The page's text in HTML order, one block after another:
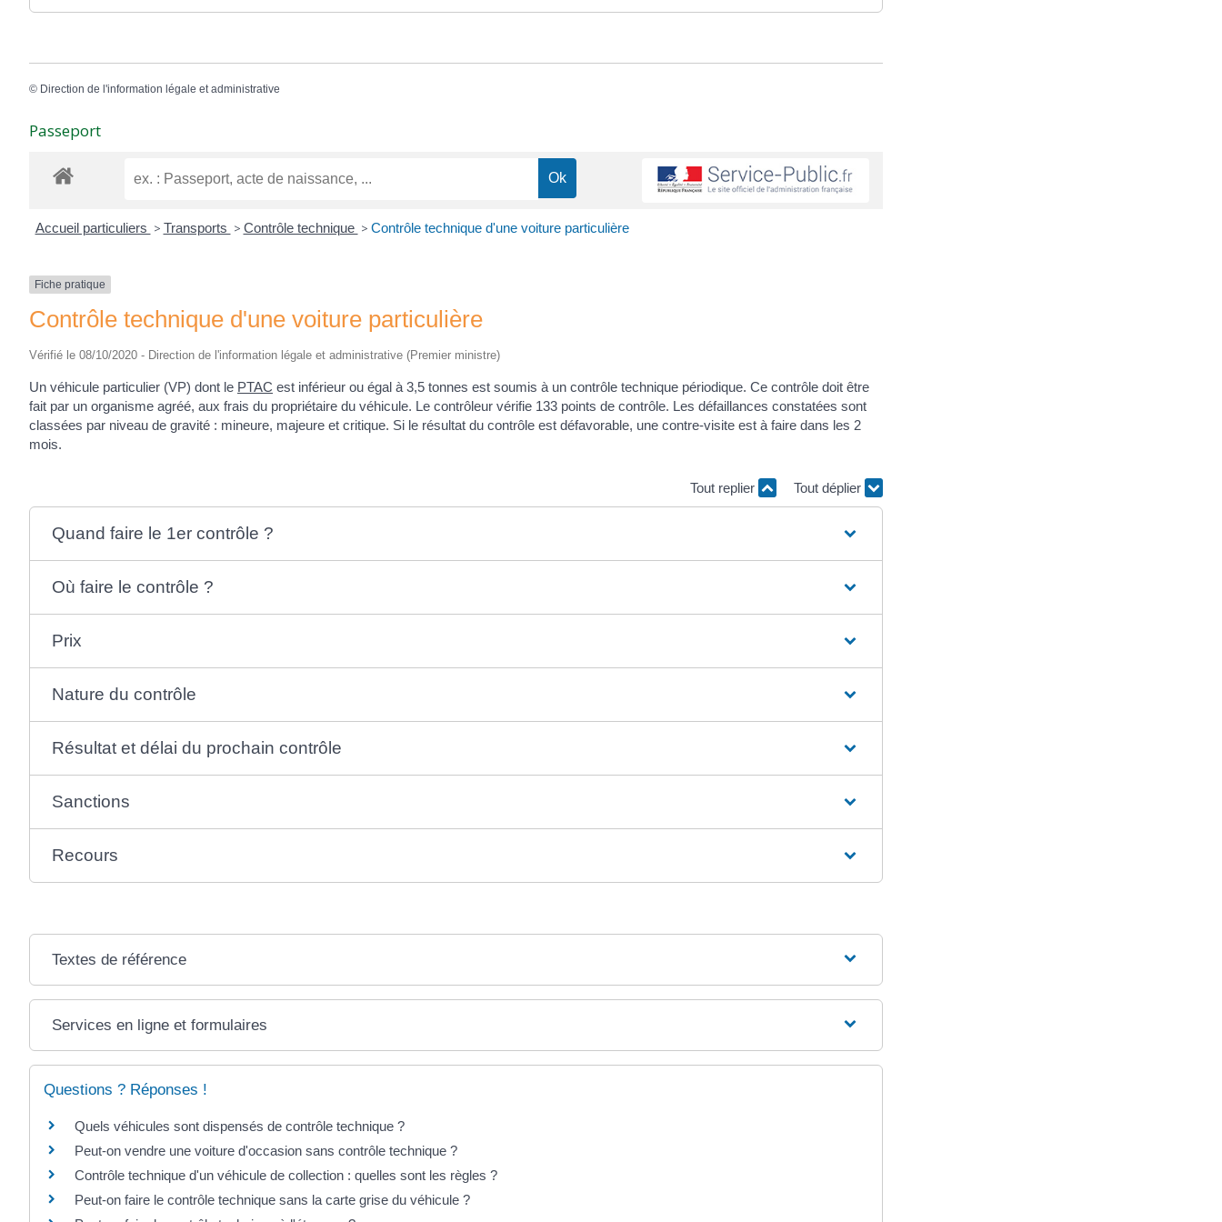
© Direction de l'information légale et administrative
Passeport
Accueil particuliers > Transports > Contrôle technique > Contrôle technique d'une voiture particulière
Fiche pratique
Contrôle technique d'une voiture particulière
Vérifié le 08/10/2020 - Direction de l'information légale et administrative (Premier ministre)
Un véhicule particulier (VP) dont le PTAC est inférieur ou égal à 3,5 tonnes est soumis à un contrôle technique périodique. Ce contrôle doit être
fait par un organisme agréé, aux frais du propriétaire du véhicule. Le contrôleur vérifie 133 points de contrôle. Les défaillances constatées sont
classées par niveau de gravité : mineure, majeure et critique. Si le résultat du contrôle est défavorable, une contre-visite est à faire dans les 2
mois.
Tout replier Tout déplier
Quand faire le 1er contrôle ?
Où faire le contrôle ?
Prix
Nature du contrôle
Résultat et délai du prochain contrôle
Sanctions
Recours
Textes de référence
Services en ligne et formulaires
Questions ? Réponses !
Quels véhicules sont dispensés de contrôle technique ?
Peut-on vendre une voiture d'occasion sans contrôle technique ?
Contrôle technique d'un véhicule de collection : quelles sont les règles ?
Peut-on faire le contrôle technique sans la carte grise du véhicule ?